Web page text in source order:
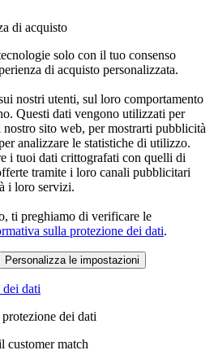
di acquisto
solo con il tuo consenso
di acquisto personalizzata.
nostri utenti, sul loro comportamento
Questi dati vengono utilizzati per
sito web, per mostrarti pubblicità
analizzare le statistiche di utilizzo.
i tuoi dati crittografati con quelli di
tramite i loro canali pubblicitari
i loro servizi.
ti preghiamo di verificare le
sulla protezione dei dati.
Personalizza le impostazioni
dati
dei dati
customer match